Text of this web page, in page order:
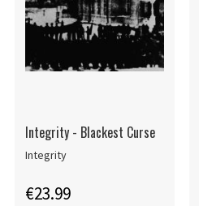
Integrity - Blackest Curse
Integrity
€23.99